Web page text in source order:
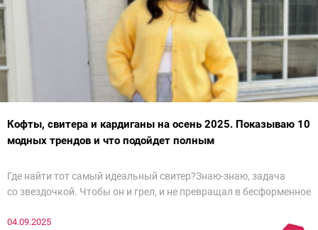
Кофты, свитера и кардиганы на осень 2025. Показываю 10
модных трендов и что подойдет полным
Где найти тот самый идеальный свитер?Знаю-знаю, задача
со звездочкой. Чтобы он и грел, и не превращал в бесформенное
паники.
04.09.2025